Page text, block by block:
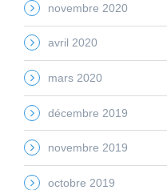
novembre 2020
avril 2020
mars 2020
décembre 2019
novembre 2019
octobre 2019